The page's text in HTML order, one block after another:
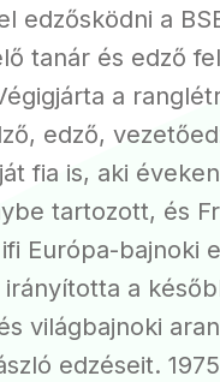
edzősködni a
tanár és edző
a
edző,
fia is, aki
tartozott, és
Európa-bajnoki
irányította a
világbajnoki
edzéseit.